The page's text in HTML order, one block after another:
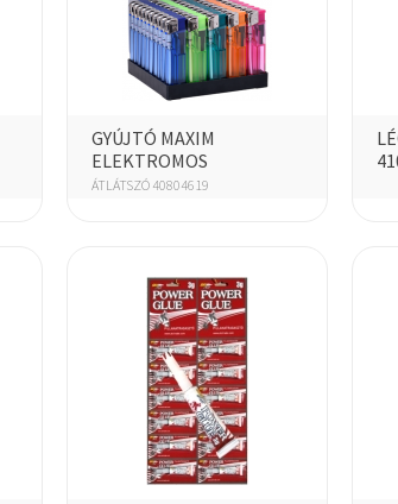
GYÚJTÓ MAXIM
ELEKTROMOS
ÁTLÁTSZÓ 40804619